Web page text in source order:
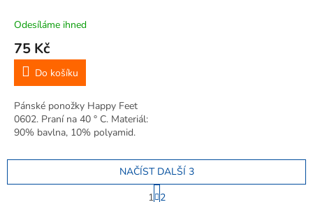
Odesíláme ihned
75 Kč
Do košíku
Pánské ponožky Happy Feet
0602. Praní na 40 ° C. Materiál:
90% bavlna, 10% polyamid.
NAČÍST DALŠÍ 3
S
1 2